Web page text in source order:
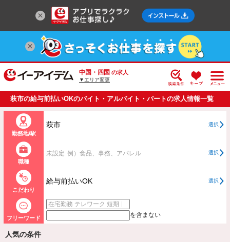
中国・四国 の求人
▼エリア変更
萩市の給与前払いOKのバイト・アルバイト・パートの求人情報一覧
勤務地/駅
萩市 選択
職種
未設定 例）食品、事務、アパレル 選択
こだわり
給与前払いOK 選択
フリーワード を含まない
人気の条件